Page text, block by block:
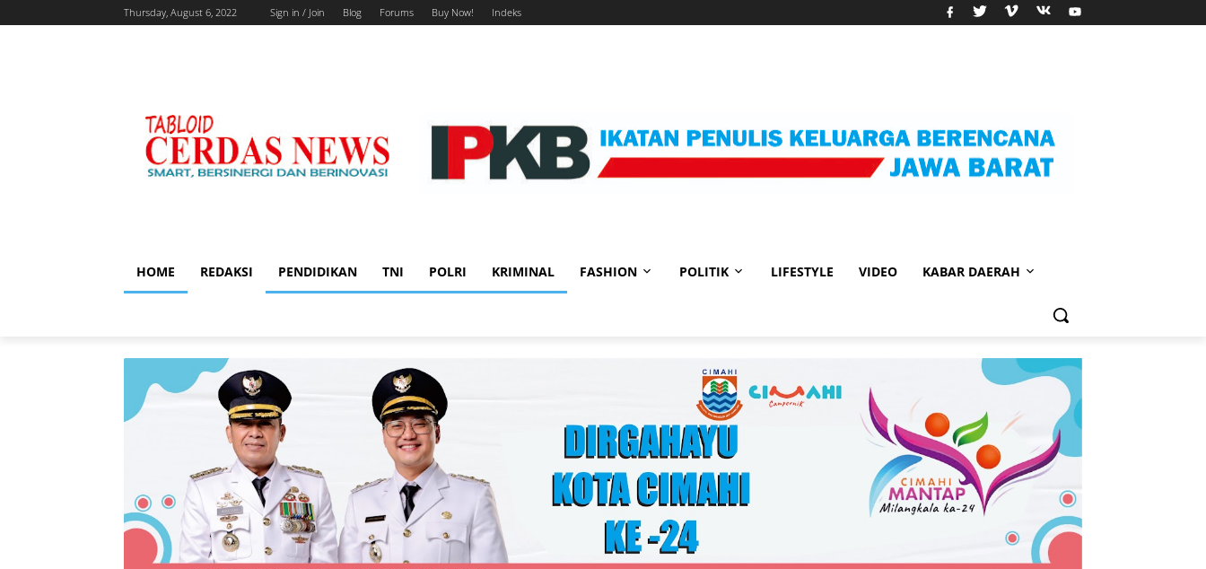
Thursday, August 6, 2022 Sign in / Join Blog Forums Buy Now! Indeks
HOME REDAKSI PENDIDIKAN TNI POLRI KRIMINAL FASHION POLITIK LIFESTYLE VIDEO KABAR DAERAH